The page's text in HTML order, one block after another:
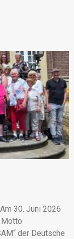
30. Juni 2026
Motto
der Deutsche